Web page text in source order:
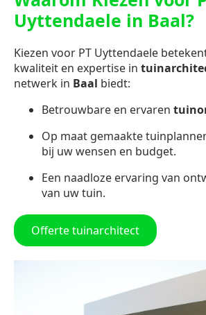
Uyttendaele in Baal?
Kiezen voor PT Uyttendaele
kwaliteit en expertise in
netwerk in Baal biedt:
Betrouwbare en ervaren
Op maat gemaakte
bij uw wensen en budget.
Een naadloze ervaring van
van uw tuin.
Offerte tuinarchitect